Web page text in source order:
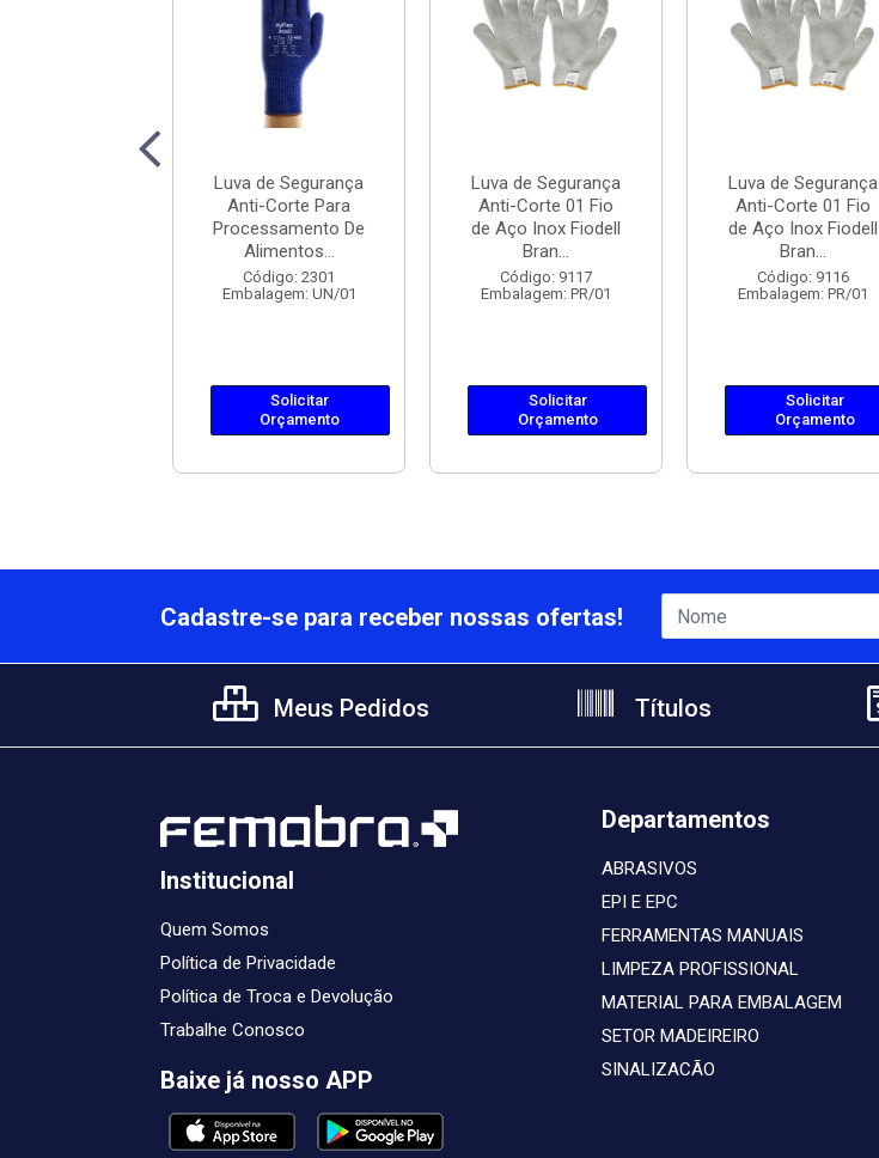
Luva de Segurança
Anti-Corte Para
Processamento De
Alimentos...
Código: 2301
Embalagem: UN/01
Solicitar
Orçamento
Luva de Segurança
Anti-Corte 01 Fio
de Aço Inox Fiodell
Bran...
Código: 9117
Embalagem: PR/01
Solicitar
Orçamento
Luva de Segurança
Anti-Corte 01 Fio
de Aço Inox Fiodell
Bran...
Código: 9116
Embalagem: PR/01
Solicitar
Orçamento
Cadastre-se para receber nossas ofertas!
Meus Pedidos Títulos
Institucional
Quem Somos
Política de Privacidade
Política de Troca e Devolução
Trabalhe Conosco
Baixe já nosso APP
Departamentos
ABRASIVOS
EPI E EPC
FERRAMENTAS MANUAIS
LIMPEZA PROFISSIONAL
MATERIAL PARA EMBALAGEM
SETOR MADEIREIRO
SINALIZACÃO